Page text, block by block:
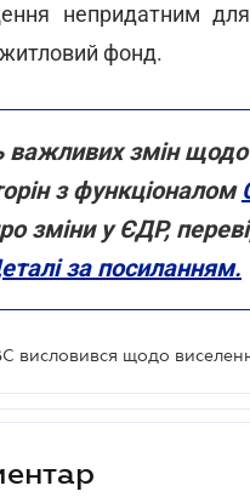
непридатним
фонд.
важливих змін
з функціоналом
зміни у ЄДР,
за посиланням.